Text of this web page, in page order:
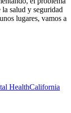
salud y seguridad
lugares, vamos a
HealthCalifornia